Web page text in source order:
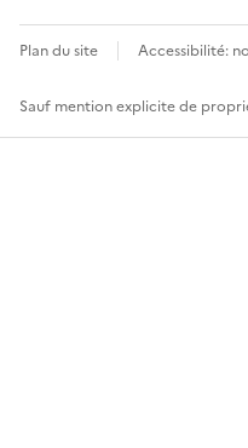
Plan du site Accessibilité:
Sauf mention explicite de